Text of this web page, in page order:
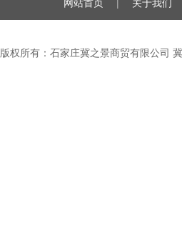
版权所有：石家庄冀之景商贸有限公司